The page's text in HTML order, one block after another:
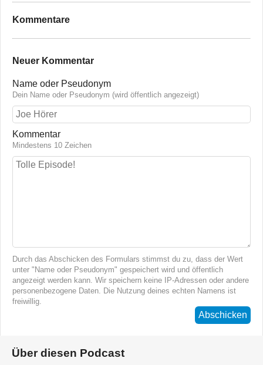
Kommentare
Neuer Kommentar
Name oder Pseudonym
Dein Name oder Pseudonym (wird öffentlich angezeigt)
Kommentar
Mindestens 10 Zeichen
Durch das Abschicken des Formulars stimmst du zu, dass der Wert
unter "Name oder Pseudonym" gespeichert wird und öffentlich
angezeigt werden kann. Wir speichern keine IP-Adressen oder andere
personenbezogene Daten. Die Nutzung deines echten Namens ist
freiwillig.
Abschicken
Über diesen Podcast